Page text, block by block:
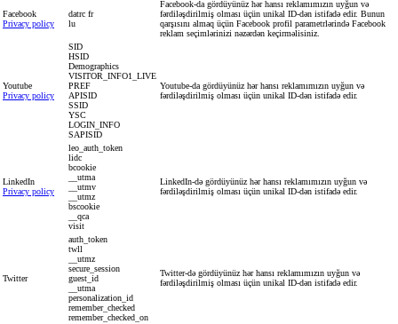
Facebook
Privacy policy
datrc fr
lu
Facebook-da gördüyünüz hər hansı reklamımızın uyğun və
fərdiləşdirilmiş olması üçün unikal ID-dən istifadə edir. Bunun
qarşısını almaq üçün Facebook profil parametrlərində Facebook
reklam seçimlərinizi nəzərdən keçirməlisiniz.
Youtube
Privacy policy
SID
HSID
Demographics
VISITOR_INFO1_LIVE
PREF
APISID
SSID
YSC
LOGIN_INFO
SAPISID
Youtube-da gördüyünüz hər hansı reklamımızın uyğun və
fərdiləşdirilmiş olması üçün unikal ID-dən istifadə edir.
LinkedIn
Privacy policy
leo_auth_token
lidc
bcookie
__utma
__utmv
__utmz
bscookie
__qca
visit
LinkedIn-də gördüyünüz hər hansı reklamımızın uyğun və
fərdiləşdirilmiş olması üçün unikal ID-dən istifadə edir.
Twitter
auth_token
twll
__utmz
secure_session
guest_id
__utma
personalization_id
remember_checked
remember_checked_on
Twitter-də gördüyünüz hər hansı reklamımızın uyğun və
fərdiləşdirilmiş olması üçün unikal ID-dən istifadə edir.